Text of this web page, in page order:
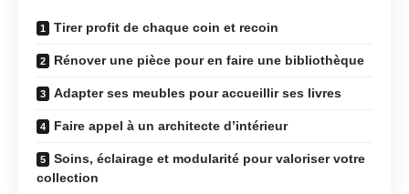
Tirer profit de chaque coin et recoin
Rénover une pièce pour en faire une bibliothèque
Adapter ses meubles pour accueillir ses livres
Faire appel à un architecte d’intérieur
Soins, éclairage et modularité pour valoriser votre
collection